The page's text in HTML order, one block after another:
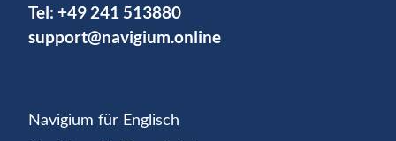
Tel: +49 241 513880
support@navigium.online
Navigium für Englisch